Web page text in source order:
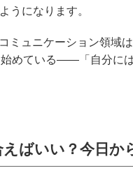
うになります。
ミュニケーション領域
めている——「自分に
ばいい？今日か